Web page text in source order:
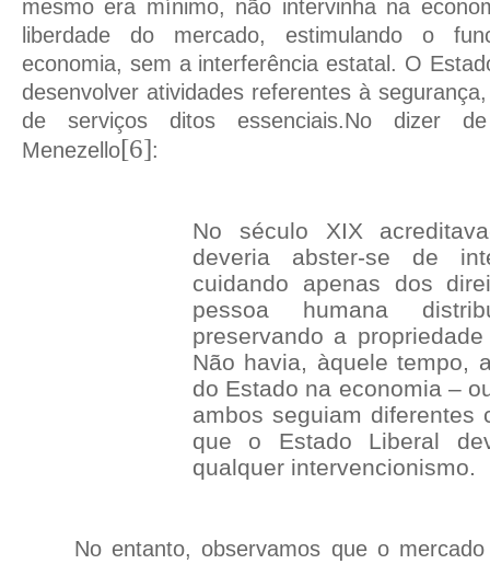
mesmo era mínimo, não intervinha na
liberdade do mercado, estimulando o
economia, sem a interferência estatal. O
desenvolver atividades referentes à
de serviços ditos essenciais.No dizer de
Menezello[6]:
No século XIX
deveria abster-se de
cuidando apenas dos
pessoa humana
preservando a
Não havia, àquele tempo,
do Estado na economia –
ambos seguiam diferentes
que o Estado Liberal
qualquer intervencionismo.
No entanto, observamos que o